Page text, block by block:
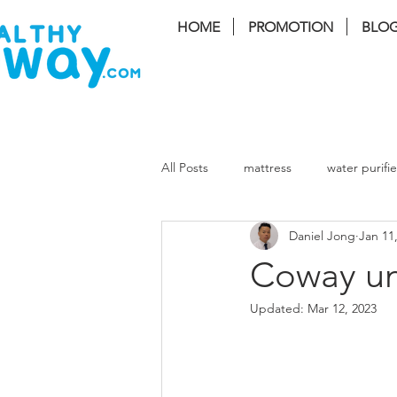
HOME PROMOTION
All Posts mattress water
coway Storm coway lombok3
coway cinnamon coway harry
Coway
Daniel Jong Jan
Updated: Mar 12, 2023